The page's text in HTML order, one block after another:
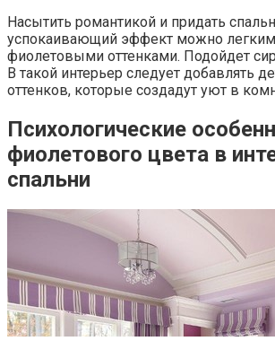
Насытить романтикой и придать
успокаивающий эффект можно
фиолетовыми оттенками. Подойдет
В такой интерьер следует добавлять
оттенков, которые создадут уют в
Психологические
фиолетового цвета в
спальни